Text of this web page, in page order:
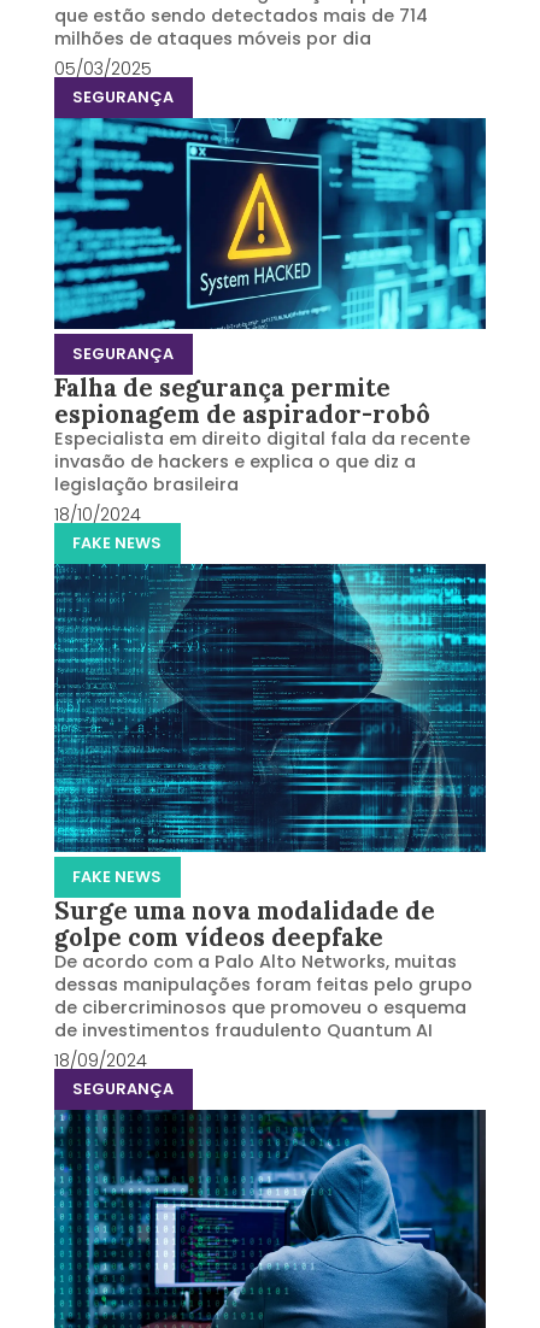
que estão sendo detectados mais de 714
milhões de ataques móveis por dia
05/03/2025
SEGURANÇA
SEGURANÇA
Falha de segurança permite
espionagem de aspirador-robô
Especialista em direito digital fala da recente
invasão de hackers e explica o que diz a
legislação brasileira
18/10/2024
FAKE NEWS
FAKE NEWS
Surge uma nova modalidade de
golpe com vídeos deepfake
De acordo com a Palo Alto Networks, muitas
dessas manipulações foram feitas pelo grupo
de cibercriminosos que promoveu o esquema
de investimentos fraudulento Quantum AI
18/09/2024
SEGURANÇA